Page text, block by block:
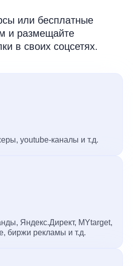
или бесплатные
и размещайте
в своих соцсетях.
youtube-каналы и т.д.
Яндекс.Директ, MYtarget,
биржи рекламы и т.д.